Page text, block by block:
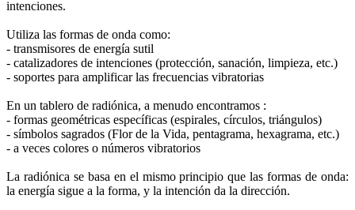
intenciones.
Utiliza las formas de onda como:
- transmisores de energía sutil
- catalizadores de intenciones (protección, sanación, limpieza, etc.)
- soportes para amplificar las frecuencias vibratorias
En un tablero de radiónica, a menudo encontramos :
- formas geométricas específicas (espirales, círculos, triángulos)
- símbolos sagrados (Flor de la Vida, pentagrama, hexagrama, etc.)
- a veces colores o números vibratorios
La radiónica se basa en el mismo principio que las formas de onda:
la energía sigue a la forma, y la intención da la dirección.